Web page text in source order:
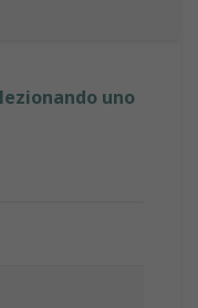
uno